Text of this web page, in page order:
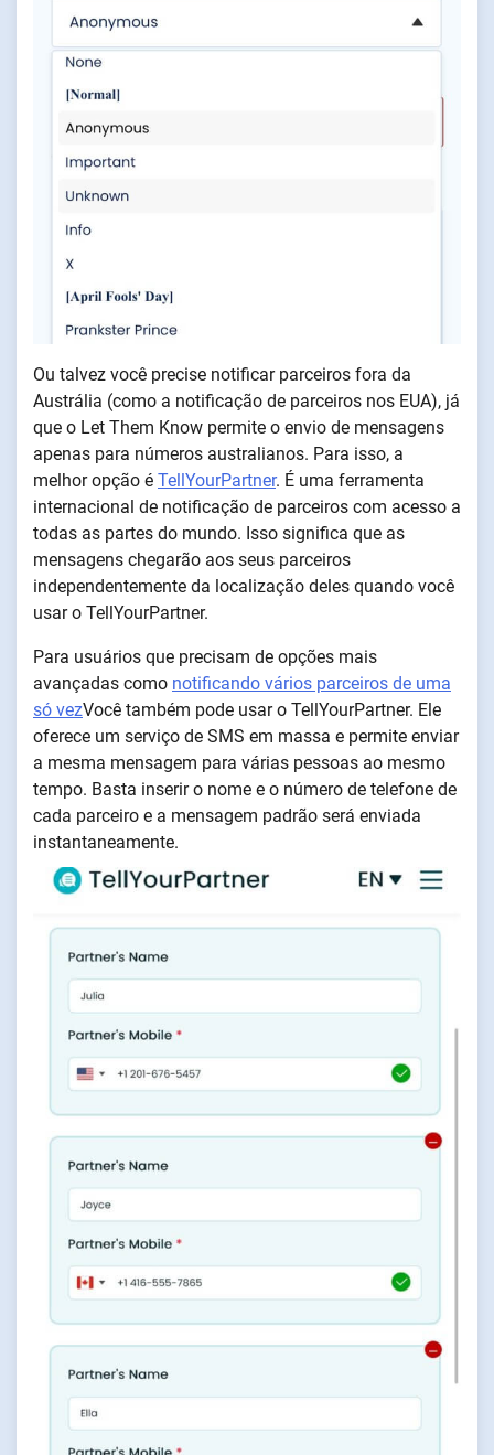
Ou talvez você precise notificar parceiros fora da
Austrália (como a notificação de parceiros nos EUA), já
que o Let Them Know permite o envio de mensagens
apenas para números australianos. Para isso, a
melhor opção é TellYourPartner. É uma ferramenta
internacional de notificação de parceiros com acesso a
todas as partes do mundo. Isso significa que as
mensagens chegarão aos seus parceiros
independentemente da localização deles quando você
usar o TellYourPartner.
Para usuários que precisam de opções mais
avançadas como notificando vários parceiros de uma
só vezVocê também pode usar o TellYourPartner. Ele
oferece um serviço de SMS em massa e permite enviar
a mesma mensagem para várias pessoas ao mesmo
tempo. Basta inserir o nome e o número de telefone de
cada parceiro e a mensagem padrão será enviada
instantaneamente.